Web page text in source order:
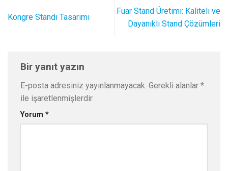
Kongre Standı Tasarımı
Fuar Stand Üretimi: Kaliteli ve
Dayanıklı Stand Çözümleri
Bir yanıt yazın
E-posta adresiniz yayınlanmayacak. Gerekli alanlar *
ile işaretlenmişlerdir
Yorum *